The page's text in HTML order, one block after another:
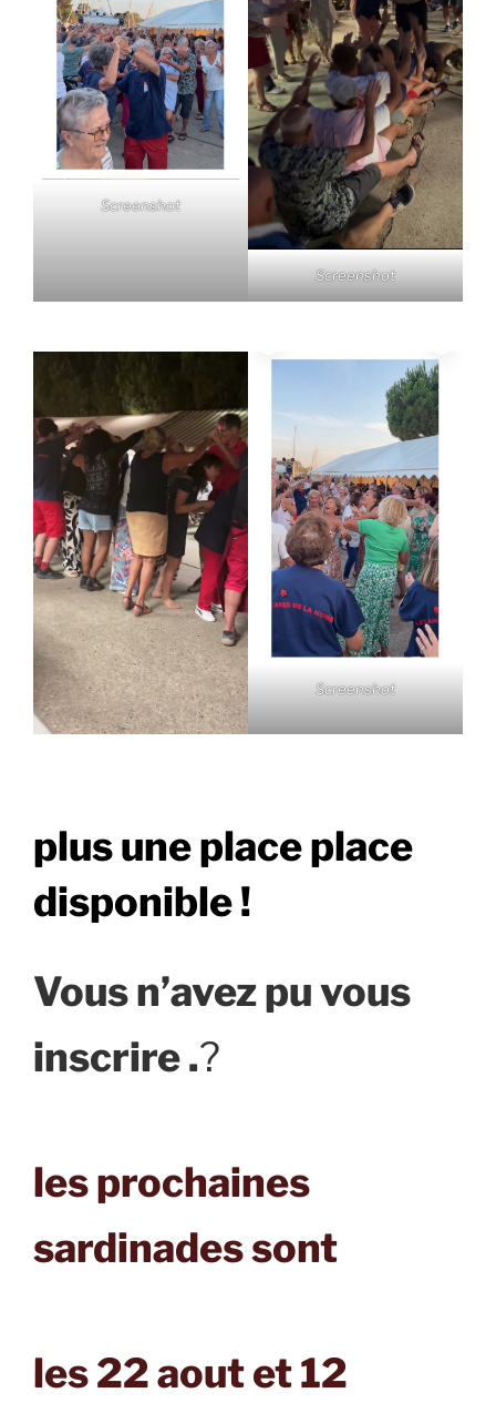
Screenshot
Screenshot
Screenshot
plus une place place
disponible !
Vous n’avez pu vous
inscrire .?
les prochaines
sardinades sont
les 22 aout et 12